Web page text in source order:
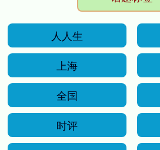
人人生
上海
全国
时评